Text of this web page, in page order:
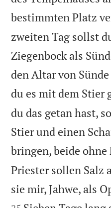
bestimmten Platz
zweiten Tag sollst
Ziegenbock als
den Altar von
du es mit dem Stier
du das getan hast,
Stier und einen
bringen, beide ohne
Priester sollen Salz
sie mir, Jahwe, als